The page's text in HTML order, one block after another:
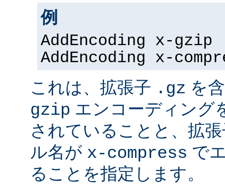
例
AddEncoding x-gzip
AddEncoding x-
これは、拡張子 .gz を
gzip エンコーディング
されていることと、拡
ル名が x-compress で
ることを指定します。